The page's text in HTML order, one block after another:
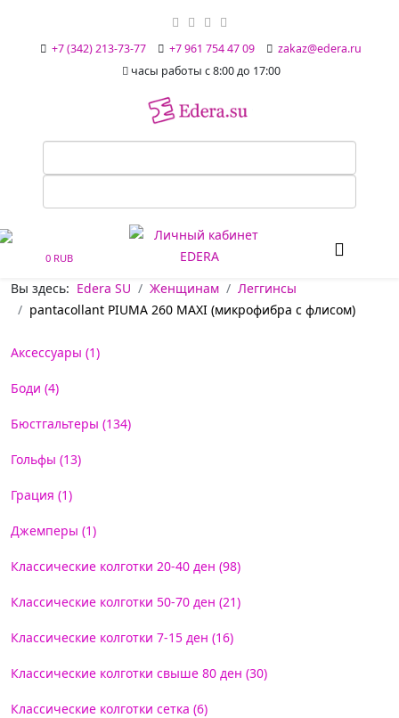
+7 (342) 213-73-77 +7 961 754 47 09
zakaz@edera.ru
часы работы с 8:00 до 17:00
0 RUB
Вы здесь: Edera SU Женщинам
Леггинсы
pantacollant PIUMA 260 MAXI (микрофибра с флисом)
Аксессуары (1)
Боди (4)
Бюстгальтеры (134)
Гольфы (13)
Грация (1)
Джемперы (1)
Классические колготки 20-40 ден (98)
Классические колготки 50-70 ден (21)
Классические колготки 7-15 ден (16)
Классические колготки свыше 80 ден (30)
Классические колготки сетка (6)